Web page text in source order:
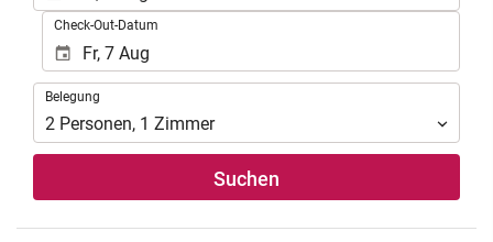
Check-Out-Datum
Belegung
Belegung
2 Personen, 1 Zimmer
Suchen